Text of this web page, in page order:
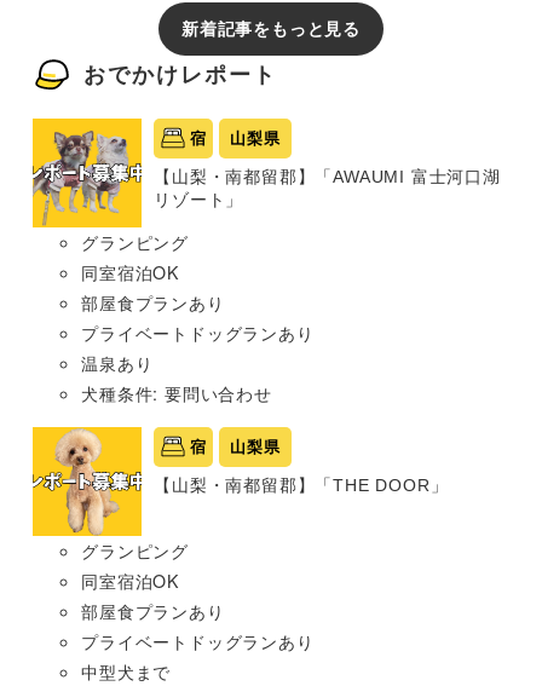
新着記事をもっと見る
おでかけレポート
宿 山梨県
【山梨・南都留郡】「AWAUMI 富士河口湖
リゾート」
グランピング
同室宿泊OK
部屋食プランあり
プライベートドッグランあり
温泉あり
犬種条件: 要問い合わせ
宿 山梨県
【山梨・南都留郡】「THE DOOR」
グランピング
同室宿泊OK
部屋食プランあり
プライベートドッグランあり
中型犬まで